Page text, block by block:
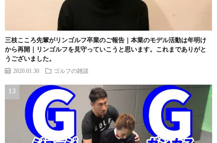
三枝こころ先輩がリンゴルフ卒業のご報告｜本業のモデル活動は年明け
から再開｜リンゴルフを見守っていこうと思います。これまでありがと
うございました。
2020.01.30 ゴルフの雑談